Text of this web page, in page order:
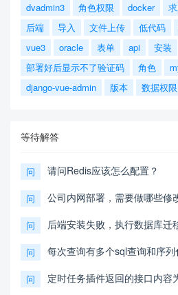
dvadmin3
角色权限 docker
后端
导入 文件上传 低代码
vue3
oracle 表单 api 安装
部署好后显示不了验证码
角色
django-vue-admin
版本 数据权限
等待解答
问 请问Redis应该怎么配置？
问 公司内网部署，需要做哪些修
问 后端安装失败，执行数据库迁
问 每次查询有多个sql查询和序
问 定时任务插件返回的接口内容